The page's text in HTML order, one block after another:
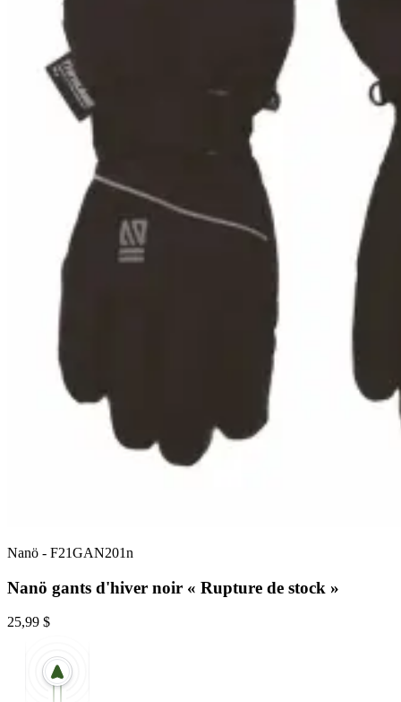
Nanö - F21GAN201n
Nanö gants d'hiver noir « Rupture de stock »
25,99 $